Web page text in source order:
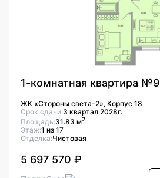
1-комнатная квартира №9
ЖК «Стороны света-2», Корпус 18
Срок сдачи:3 квартал 2028г.
Площадь:31.83 м2
Этаж:1 из 17
Отделка:Чистовая
5 697 570 ₽